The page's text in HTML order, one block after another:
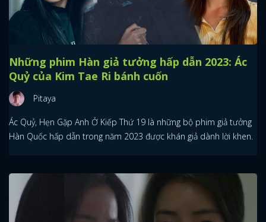
Những phim Hàn giả tưởng hấp dẫn 2023: Ác
Quỷ của Kim Tae Ri bánh cuốn
Pitaya
Ác Quỷ, Hẹn Gặp Anh Ở Kiếp Thứ 19 là những bộ phim giả tưởng
Hàn Quốc hấp dẫn trong năm 2023 được khán giả dành lời khen.